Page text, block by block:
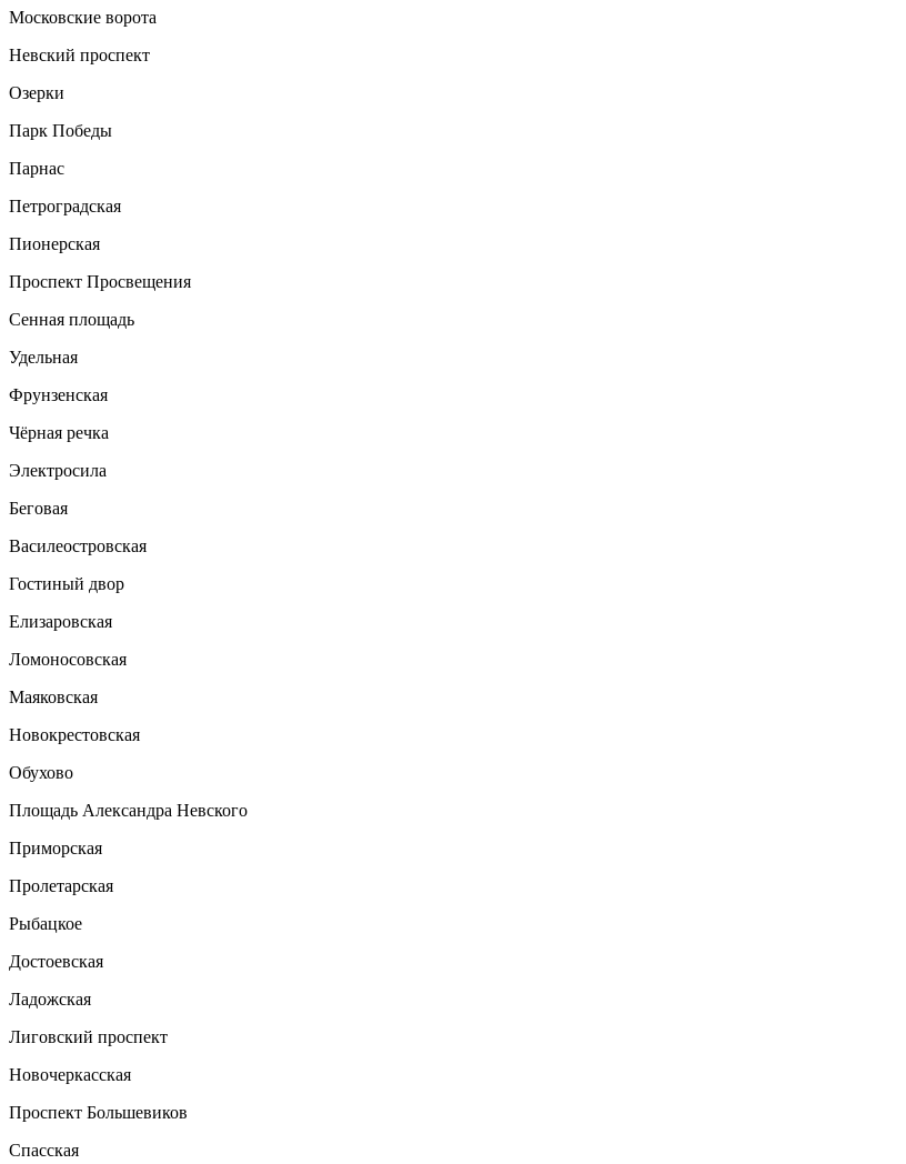
Московские ворота
Невский проспект
Озерки
Парк Победы
Парнас
Петроградская
Пионерская
Проспект Просвещения
Сенная площадь
Удельная
Фрунзенская
Чёрная речка
Электросила
Беговая
Василеостровская
Гостиный двор
Елизаровская
Ломоносовская
Маяковская
Новокрестовская
Обухово
Площадь Александра Невского
Приморская
Пролетарская
Рыбацкое
Достоевская
Ладожская
Лиговский проспект
Новочеркасская
Проспект Большевиков
Спасская